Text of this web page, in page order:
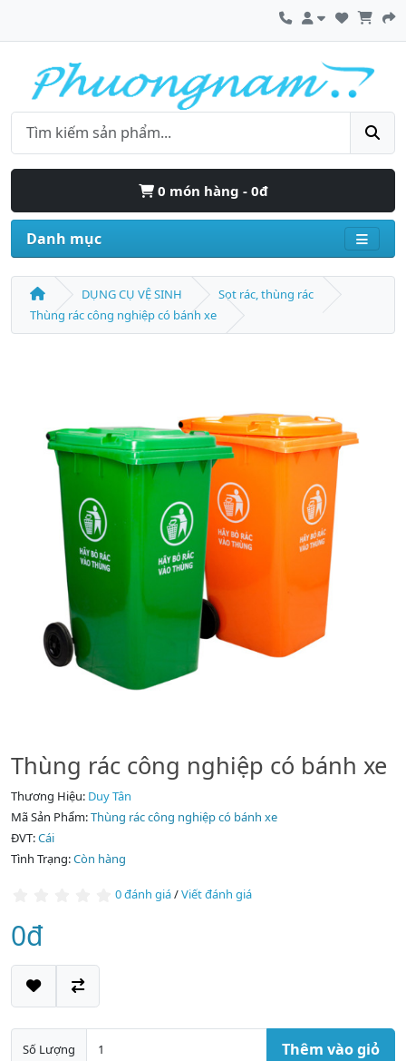
0 món hàng - 0đ
Danh mục
DỤNG CỤ VỆ SINH
Sọt rác, thùng rác
Thùng rác công nghiệp có bánh xe
Thùng rác công nghiệp có bánh xe
Thương Hiệu: Duy Tân
Mã Sản Phẩm:Thùng rác công nghiệp có bánh xe
ĐVT:Cái
Tình Trạng:Còn hàng
0 đánh giá/Viết đánh giá
0đ
Số Lượng Thêm vào giỏ